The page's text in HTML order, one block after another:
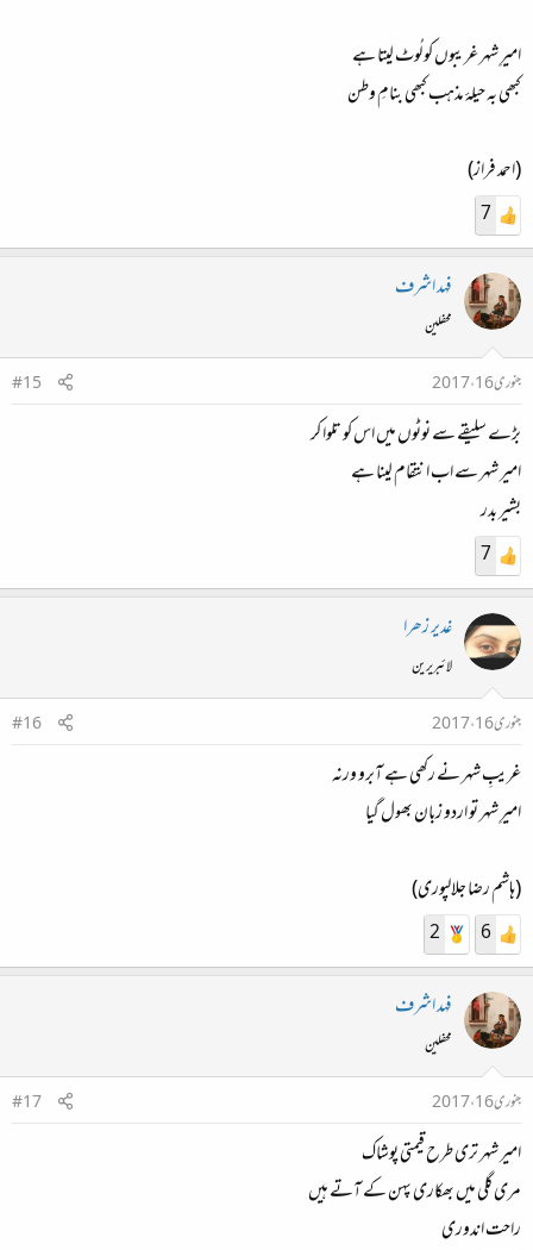
امیرِ شہر غریبوں کو لُوٹ لیتا ہے
کبھی بہ حیلۂ مذہب کبھی بنامِ وطن
(احمد فراز)
7
فہد اشرف
محفلین
جنوری 16، 2017
#15
بڑے سلیقے سے نوٹوں میں اس کو تلوا کر
امیر شہر سے اب انتقام لینا ہے
بشیر بدر
7
غدیر زھرا
لائبریرین
جنوری 16، 2017
#16
غریبِ شہر نے رکھی ہے آبرو ورنہ
امیرِ شہر تو اردو زبان بھول گیا
(ہاشم رضا جلالپوری)
6
2
فہد اشرف
محفلین
جنوری 16، 2017
#17
امیر شہر تری طرح قیمتی پوشاک
مری گلی میں بھکاری پہن کے آتے ہیں
راحت اندوری